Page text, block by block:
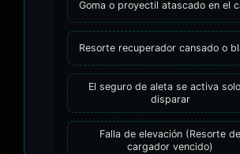
Goma o proyectil atascado en el
Resorte recuperador cansado o
El seguro de aleta se activa
disparar
Falla de elevación (Resorte de
cargador vencido)